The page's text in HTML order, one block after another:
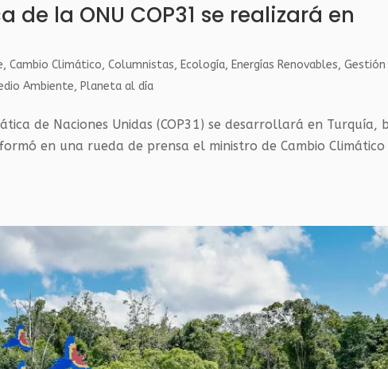
la ONU COP31 se realizará en
,Cambio Climático,Columnistas, Ecología, Energías Renovables,Gestión
Ambiente, Planeta al día
de Naciones Unidas (COP31) se desarrollará en Turquía,
en una rueda de prensa el ministro de Cambio Climático